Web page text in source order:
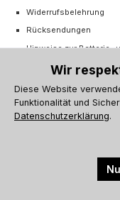
Widerrufsbelehrung
Rücksendungen
Hinweise zur Batterie-
Cookie-Einstellungen
Vertrag widerrufen
Alle Preise inkl.
Wir
Diese Website
Funktionalität und
Datenschutzerklärung.